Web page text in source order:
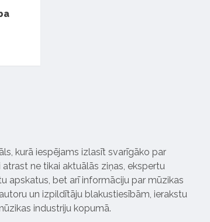
kurā iespējams izlasīt svarīgāko par
ne tikai aktuālās ziņas, ekspertu
apskatus, bet arī informāciju par mūzikas
un izpildītāju blakustiesībām, ierakstu
industriju kopumā.